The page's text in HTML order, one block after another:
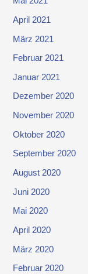
April 2021
März 2021
Februar 2021
Januar 2021
Dezember 2020
November 2020
Oktober 2020
September 2020
August 2020
Juni 2020
Mai 2020
April 2020
März 2020
Februar 2020